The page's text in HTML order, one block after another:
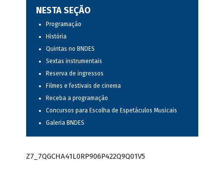
NESTA SEÇÃO
Programação
História
Quintas no BNDES
Sextas instrumentais
Reserva de ingressos
Filmes e festivais de cinema
Receba a programação
Concursos para Escolha de Espetáculos Musicais
Galeria BNDES
Z7_7QGCHA41L0RP906P422Q9Q01V5